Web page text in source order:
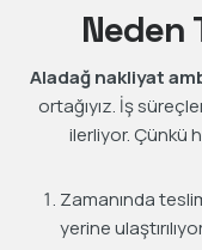
Neden
Aladağ nakliyat
ortağıyız. İş
ilerliyor. Çünkü
Zamanında
yerine